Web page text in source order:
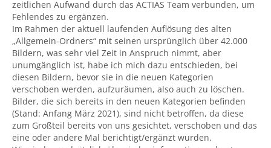
zeitlichen Aufwand durch das ACTIAS Team verbunden, um
Fehlendes zu ergänzen.
Im Rahmen der aktuell laufenden Auflösung des alten
„Allgemein-Ordners“ mit seinen ursprünglich über 42.000
Bildern, was sehr viel Zeit in Anspruch nimmt, aber
unumgänglich ist, habe ich mich dazu entschieden, bei
diesen Bildern, bevor sie in die neuen Kategorien
verschoben werden, aufzuräumen, also auch zu löschen.
Bilder, die sich bereits in den neuen Kategorien befinden
(Stand: Anfang März 2021), sind nicht betroffen, da diese
zum Großteil bereits von uns gesichtet, verschoben und das
eine oder andere Mal berichtigt/ergänzt wurden.